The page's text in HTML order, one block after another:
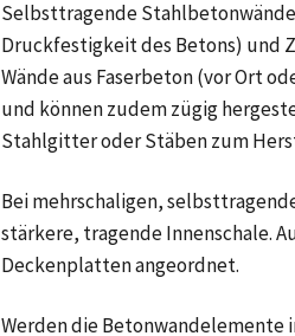
Selbsttragende
Druckfestigkeit des Betons) und
Wände aus Faserbeton (vor Ort
und können zudem zügig
Stahlgitter oder Stäben zum
Bei mehrschaligen,
stärkere, tragende Innenschale.
Deckenplatten angeordnet.
Werden die Betonwandelemente